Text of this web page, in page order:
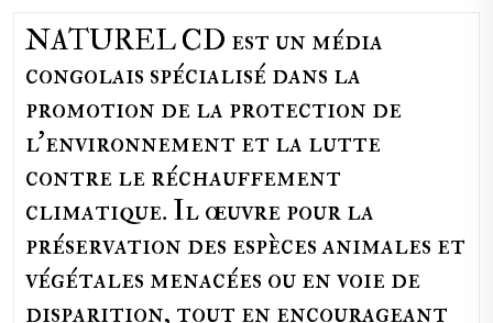
NATUREL CD est un média
congolais spécialisé dans la
promotion de la protection de
l’environnement et la lutte
contre le réchauffement
climatique. Il œuvre pour la
préservation des espèces animales et
végétales menacées ou en voie de
disparition, tout en encourageant